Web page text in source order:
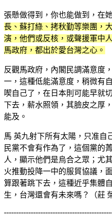
張懸做得到，你也能做到，在
長、蘇打綠、拷秋勤等樂團，
演，他們或反核，或聲援軍中
馬政府，都出於愛台灣之心。
反觀馬政府，內閣民調滿意度
一，這種低能滿意度，稍微有
喫自己了，在日本則可能早就
下去，薪水照領，其臉皮之厚
能及。
馬 英九射下所有太陽，只准自
民黨不會有作為了，這個黨的
人，顯示他們是烏合之眾；尤
火推動投降一中的服貿協議，
算跟著跳下去，這種近乎集體
生，台灣還會有未來嗎？（莊